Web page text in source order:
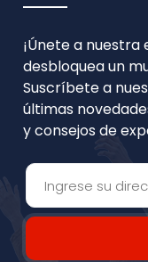
¡Únete a nuestra
desbloquea un
Suscríbete a
últimas
y consejos de